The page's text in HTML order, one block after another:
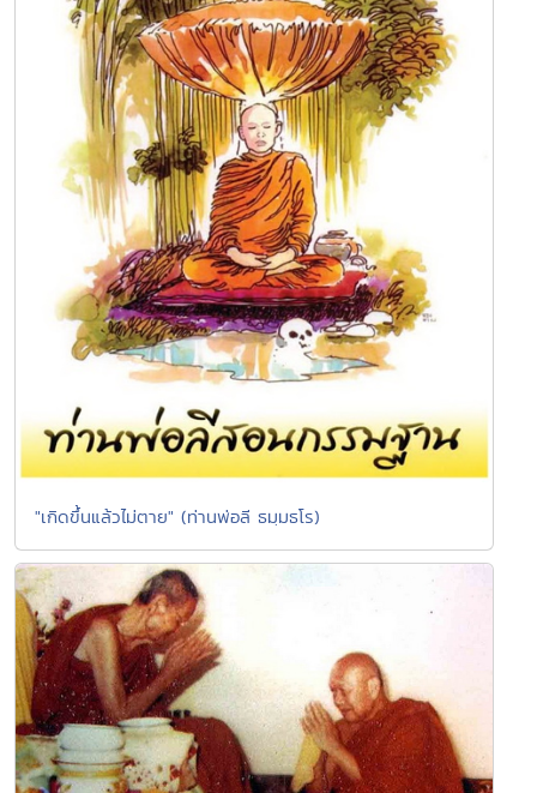
"เกิดขึ้นแล้วไม่ตาย" (ท่านพ่อลี ธมฺมธโร)